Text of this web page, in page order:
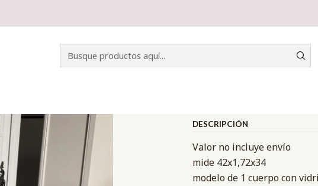
VITRINA
DESCRIPCIÓN
Valor no incluye envío
mide 42x1,72x34
modelo de 1 cuerpo con